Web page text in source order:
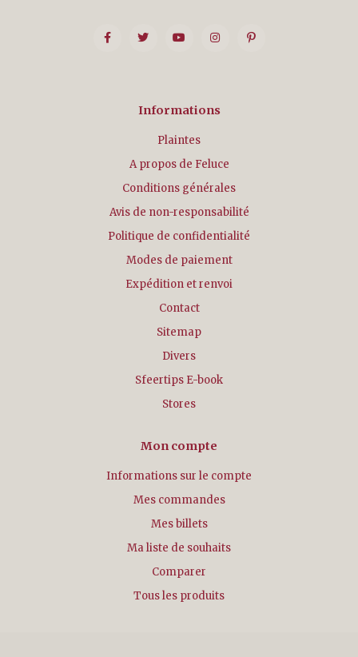
Informations
Plaintes
A propos de Feluce
Conditions générales
Avis de non-responsabilité
Politique de confidentialité
Modes de paiement
Expédition et renvoi
Contact
Sitemap
Divers
Sfeertips E-book
Stores
Mon compte
Informations sur le compte
Mes commandes
Mes billets
Ma liste de souhaits
Comparer
Tous les produits